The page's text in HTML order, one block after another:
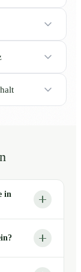
in